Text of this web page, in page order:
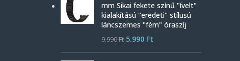
mm Sikai fekete színű "ívelt"
kialakítású "eredeti" stílusú
láncszemes "fém" óraszíj
9.990Ft 5.990 Ft